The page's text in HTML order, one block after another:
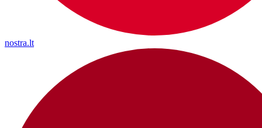
nostra.lt